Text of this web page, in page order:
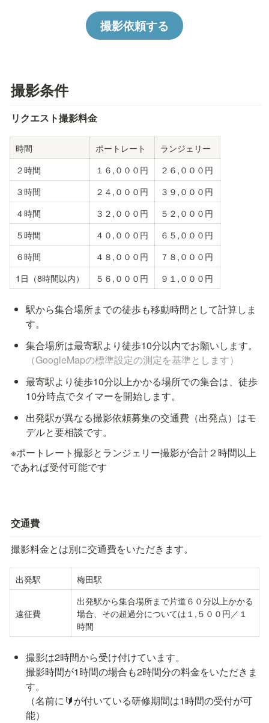
撮影依頼する
撮影条件
リクエスト撮影料金
時間 ポートレート
ランジェリー
２時間
１６,０００円
２６,０００円
３時間
２４,０００円
３９,０００円
４時間
３２,０００円
５２,０００円
５時間
４０,０００円
６５,０００円
６時間
４８,０００円
７８,０００円
1日（8時間以内）
５６,０００円 ９１,０００円
駅から集合場所までの徒歩も移動時間として計算しま
す。
集合場所は最寄駅より徒歩10分以内でお願いします。
（GoogleMapの標準設定の測定を基準とします）
最寄駅より徒歩10分以上かかる場所での集合は、徒歩
10分時点でタイマーを開始します。
出発駅が異なる撮影依頼募集の交通費（出発点）はモ
デルと要相談です。
※ポートレート撮影とランジェリー撮影が合計２時間以上
であれば受付可能です
交通費
撮影料金とは別に交通費をいただきます。
出発駅 梅田駅
遠征費
出発駅から集合場所まで片道６０分以上かかる
場合、その超過分については１,５００円／１
時間
撮影は2時間から受け付けています。
撮影時間が1時間の場合も2時間分の料金をいただきま
す。
（名前に🔰が付いている研修期間は1時間の受付が可
能）